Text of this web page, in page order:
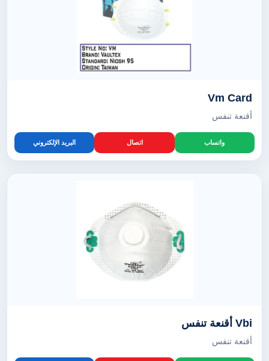
Vm Card
أقنعة تنفس
واتساب اتصال البريد الإلكتروني
Vbi أقنعة تنفس
أقنعة تنفس